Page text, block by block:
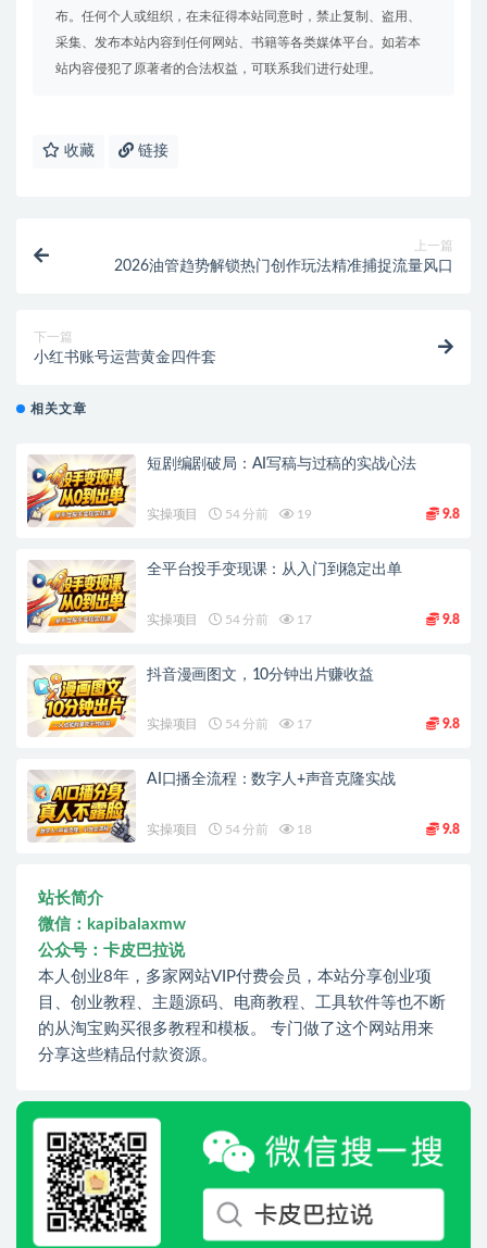
布。任何个人或组织，在未征得本站同意时，禁止复制、盗用、
采集、发布本站内容到任何网站、书籍等各类媒体平台。如若本
站内容侵犯了原著者的合法权益，可联系我们进行处理。
收藏 链接
上一篇
2026油管趋势解锁热门创作玩法精准捕捉流量风口
下一篇
小红书账号运营黄金四件套
相关文章
短剧编剧破局：AI写稿与过稿的实战心法
实操项目 54 分前 19 9.8
全平台投手变现课：从入门到稳定出单
实操项目 54 分前 17 9.8
抖音漫画图文，10分钟出片赚收益
实操项目 54 分前 17 9.8
AI口播全流程：数字人+声音克隆实战
实操项目 54 分前 18 9.8
站长简介
微信：kapibalaxmw
公众号：卡皮巴拉说
本人创业8年，多家网站VIP付费会员，本站分享创业项
目、创业教程、主题源码、电商教程、工具软件等也不断
的从淘宝购买很多教程和模板。 专门做了这个网站用来
分享这些精品付款资源。